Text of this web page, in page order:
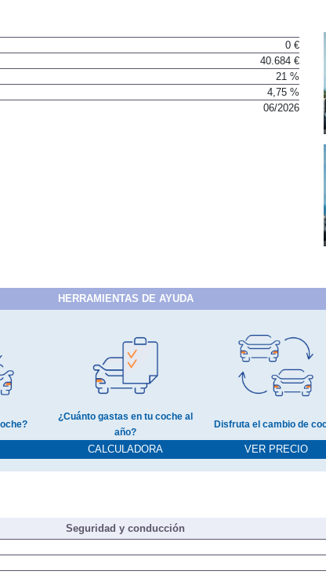
0 €
40.684 €
21 %
4,75 %
06/2026
HERRAMIENTAS DE AYUDA
¿Cuánto gastas en tu coche al
año?
CALCULADORA
Disfruta el cambio de
VER PRECIO
Seguridad y conducción